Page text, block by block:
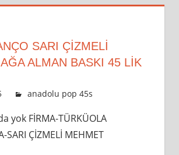
SARI ÇIZMELI
ALMAN BASKI 45 LİK
admin
anadolu pop 45s
yok FİRMA-TÜRKÜOLA
SARI ÇİZMELİ MEHMET